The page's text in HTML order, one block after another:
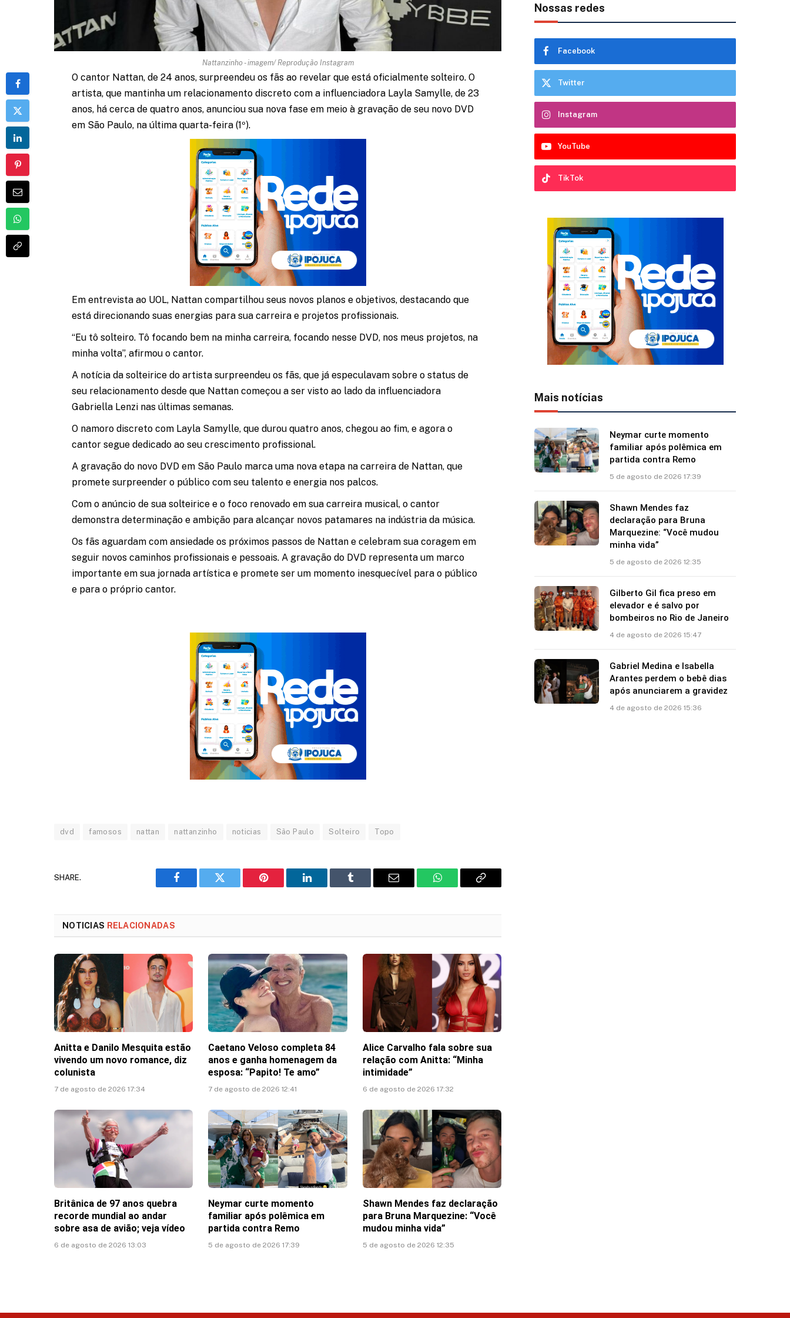
Nattanzinho - imagem/ Reprodução Instagram
O cantor Nattan, de 24 anos, surpreendeu os fãs ao revelar que está oficialmente solteiro. O
artista, que mantinha um relacionamento discreto com a influenciadora Layla Samylle, de 23
anos, há cerca de quatro anos, anunciou sua nova fase em meio à gravação de seu novo DVD
em São Paulo, na última quarta-feira (1º).
Em entrevista ao UOL, Nattan compartilhou seus novos planos e objetivos, destacando que
está direcionando suas energias para sua carreira e projetos profissionais.
“Eu tô solteiro. Tô focando bem na minha carreira, focando nesse DVD, nos meus projetos, na
minha volta”, afirmou o cantor.
A notícia da solteirice do artista surpreendeu os fãs, que já especulavam sobre o status de
seu relacionamento desde que Nattan começou a ser visto ao lado da influenciadora
Gabriella Lenzi nas últimas semanas.
O namoro discreto com Layla Samylle, que durou quatro anos, chegou ao fim, e agora o
cantor segue dedicado ao seu crescimento profissional.
A gravação do novo DVD em São Paulo marca uma nova etapa na carreira de Nattan, que
promete surpreender o público com seu talento e energia nos palcos.
Com o anúncio de sua solteirice e o foco renovado em sua carreira musical, o cantor
demonstra determinação e ambição para alcançar novos patamares na indústria da música.
Os fãs aguardam com ansiedade os próximos passos de Nattan e celebram sua coragem em
seguir novos caminhos profissionais e pessoais. A gravação do DVD representa um marco
importante em sua jornada artística e promete ser um momento inesquecível para o público
e para o próprio cantor.
dvd famosos nattan nattanzinho noticias São Paulo Solteiro Topo
SHARE.
Facebook Twitter Pinterest LinkedIn Tumblr Email WhatsAppCopy
NOTICIAS RELACIONADAS
Anitta e Danilo Mesquita estão
vivendo um novo romance, diz
colunista
7 de agosto de 2026 17:34
Caetano Veloso completa 84
anos e ganha homenagem da
esposa: “Papito! Te amo”
7 de agosto de 2026 12:41
Alice Carvalho fala sobre sua
relação com Anitta: “Minha
intimidade”
6 de agosto de 2026 17:32
Britânica de 97 anos quebra
recorde mundial ao andar
sobre asa de avião; veja vídeo
6 de agosto de 2026 13:03
Neymar curte momento
familiar após polêmica em
partida contra Remo
5 de agosto de 2026 17:39
Shawn Mendes faz declaração
para Bruna Marquezine: “Você
mudou minha vida”
5 de agosto de 2026 12:35
Nossas redes
Facebook
Twitter
Instagram
YouTube
TikTok
Mais notícias
Neymar curte momento
familiar após polêmica em
partida contra Remo
5 de agosto de 2026 17:39
Shawn Mendes faz
declaração para Bruna
Marquezine: “Você mudou
minha vida”
5 de agosto de 2026 12:35
Gilberto Gil fica preso em
elevador e é salvo por
bombeiros no Rio de Janeiro
4 de agosto de 2026 15:47
Gabriel Medina e Isabella
Arantes perdem o bebê dias
após anunciarem a gravidez
4 de agosto de 2026 15:36